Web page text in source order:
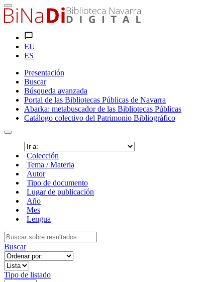
EU
ES
Presentación
Buscar
Búsqueda avanzada
Portal de las Bibliotecas Públicas de Navarra
Abarka: metabuscador de las Bibliotecas Públicas
Catálogo colectivo del Patrimonio Bibliográfico
Colección
Tema / Materia
Autor
Tipo de documento
Lugar de publicación
Año
Mes
Lengua
Buscar
Tipo de listado